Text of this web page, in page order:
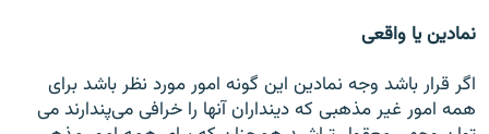
نمادین یا واقعی
اگر قرار باشد وجه نمادین این گونه امور مورد نظر باشد برای
همه امور غیر مذهبی که دینداران آنها را خرافی می‌پندارند می